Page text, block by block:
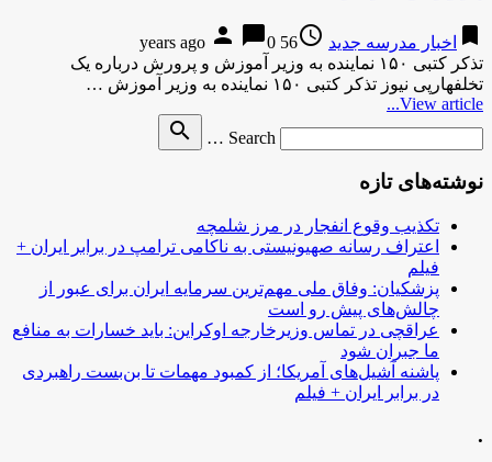
bookmark اخبار مدرسه جدید access_time
56 years ago
person chat_bubble0
تذکر کتبی ۱۵۰ نماینده به وزیر آموزش و پرورش درباره یک
تخلفهارپی نیوز تذکر کتبی ۱۵۰ نماینده به وزیر آموزش …
View article...
Search …
search
نوشته‌های تازه
تکذیب وقوع انفجار در مرز شلمچه
اعتراف رسانه صهیونیستی به ناکامی ترامپ در برابر ایران +
فیلم
پزشکیان: وفاق ملی مهم‌ترین سرمایه ایران برای عبور از
چالش‌های پیش رو است
عراقچی در تماس وزیرخارجه اوکراین: باید خسارات به منافع
ما جبران شود
پاشنه آشیل‌های آمریکا؛ از کمبود مهمات تا بن‌بست راهبردی
در برابر ایران + فیلم
.